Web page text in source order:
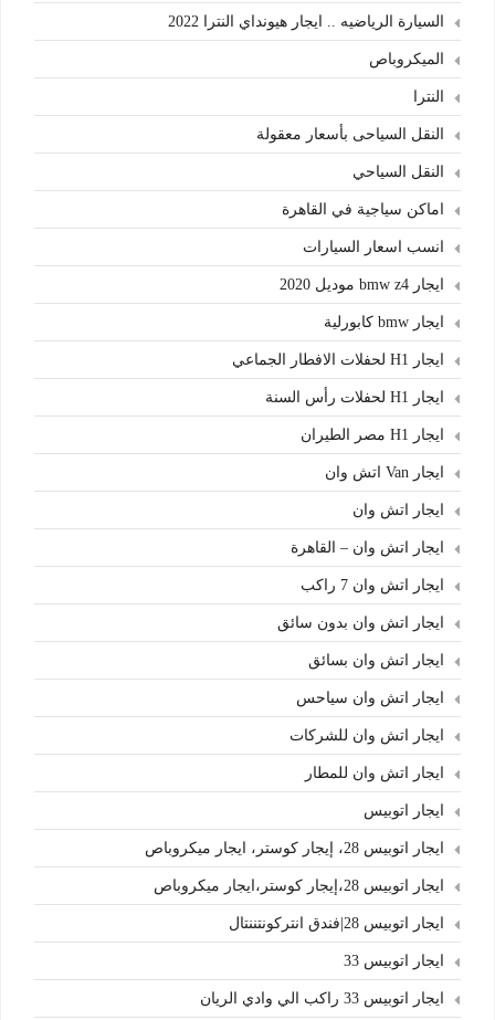
السيارة الرياضيه .. ايجار هيونداي النترا 2022
الميكروباص
النترا
النقل السياحى بأسعار معقولة
النقل السياحي
اماكن سياجية في القاهرة
انسب اسعار السيارات
ايجار bmw z4 موديل 2020
ايجار bmw كابورلية
ايجار H1 لحفلات الافطار الجماعي
ايجار H1 لحفلات رأس السنة
ايجار H1 مصر الطيران
ايجار Van اتش وان
ايجار اتش وان
ايجار اتش وان – القاهرة
ايجار اتش وان 7 راكب
ايجار اتش وان بدون سائق
ايجار اتش وان بسائق
ايجار اتش وان سياحس
ايجار اتش وان للشركات
ايجار اتش وان للمطار
ايجار اتوبيس
ايجار اتوبيس 28، إيجار كوستر، ايجار ميكروباص
ايجار اتوبيس 28،إيجار كوستر،ايجار ميكروباص
ايجار اتوبيس 28|فندق انتركونتننتال
ايجار اتوبيس 33
ايجار اتوبيس 33 راكب الي وادي الريان